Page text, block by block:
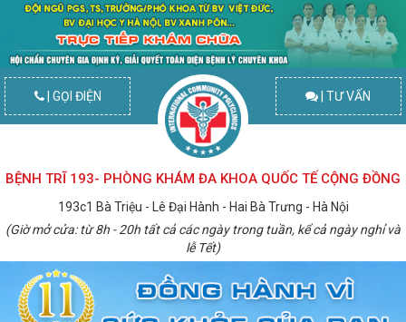
| GỌI ĐIỆN | TƯ VẤN
BỆNH TRĨ 193- PHÒNG KHÁM ĐA KHOA QUỐC TẾ CỘNG ĐỒNG
193c1 Bà Triệu - Lê Đại Hành - Hai Bà Trưng - Hà Nội
(Giờ mở cửa: từ 8h - 20h tất cả các ngày trong tuần, kể cả ngày nghỉ và
lễ Tết)